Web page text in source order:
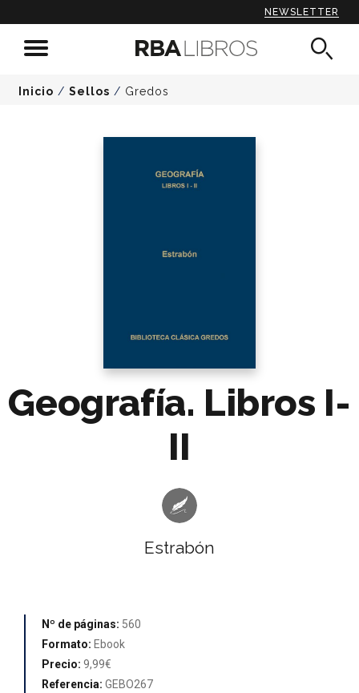
NEWSLETTER
Inicio / Sellos / Gredos
Geografía. Libros I-
II
Estrabón
Nº de páginas: 560
Formato: Ebook
Precio: 9,99€
Referencia: GEBO267